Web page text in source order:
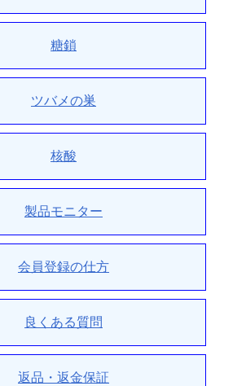
糖鎖
ツバメの巣
核酸
製品モニター
会員登録の仕方
良くある質問
返品・返金保証